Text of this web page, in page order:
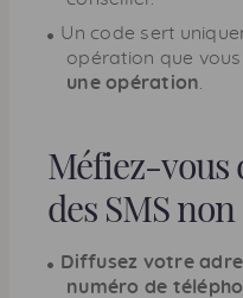
Un code sert
opération que vous
une opération
Méfiez-vous
des SMS
Diffusez votre
numéro de